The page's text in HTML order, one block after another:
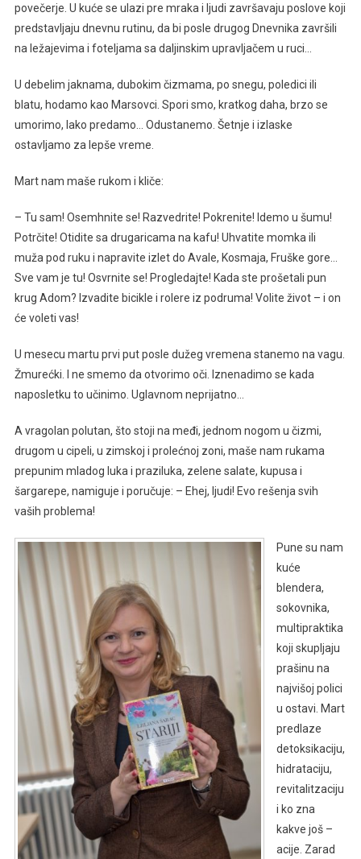
povečerje. U kuće se ulazi pre mraka i ljudi završavaju poslove koji
predstavljaju dnevnu rutinu, da bi posle drugog Dnevnika završili
na ležajevima i foteljama sa daljinskim upravljačem u ruci…
U debelim jaknama, dubokim čizmama, po snegu, poledici ili
blatu, hodamo kao Marsovci. Spori smo, kratkog daha, brzo se
umorimo, lako predamo… Odustanemo. Šetnje i izlaske
ostavljamo za lepše vreme.
Mart nam maše rukom i kliče:
– Tu sam! Osemhnite se! Razvedrite! Pokrenite! Idemo u šumu!
Potrčite! Otidite sa drugaricama na kafu! Uhvatite momka ili
muža pod ruku i napravite izlet do Avale, Kosmaja, Fruške gore…
Sve vam je tu! Osvrnite se! Progledajte! Kada ste prošetali pun
krug Adom? Izvadite bicikle i rolere iz podruma! Volite život – i on
će voleti vas!
U mesecu martu prvi put posle dužeg vremena stanemo na vagu.
Žmurećki. I ne smemo da otvorimo oči. Iznenadimo se kada
naposletku to učinimo. Uglavnom neprijatno…
A vragolan polutan, što stoji na međi, jednom nogom u čizmi,
drugom u cipeli, u zimskoj i prolećnoj zoni, maše nam rukama
prepunim mladog luka i praziluka, zelene salate, kupusa i
šargarepe, namiguje i poručuje: – Ehej, ljudi! Evo rešenja svih
vaših problema!
Pune su nam
kuće
blendera,
sokovnika,
multipraktika
koji skupljaju
prašinu na
najvišoj polici
u ostavi. Mart
predlaze
detoksikaciju,
hidrataciju,
revitalitzaciju
i ko zna
kakve još –
acije. Zarad